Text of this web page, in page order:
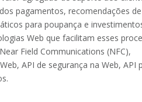
pagamentos, recomendações de
para poupança e
Web que facilitam esses
Field Communications (NFC),
API de segurança na Web, API